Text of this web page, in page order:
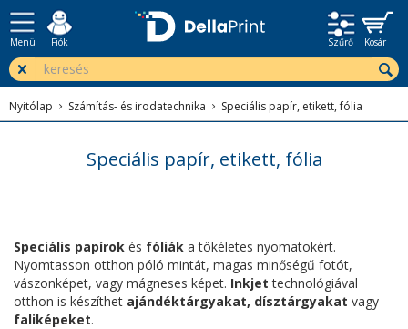
Menü Fiók Szűrő Kosár
Nyitólap Számítás- és irodatechnika Speciális papír, etikett, fólia
Speciális papír, etikett, fólia
Speciális papírok és fóliák a tökéletes nyomatokért.
Nyomtasson otthon póló mintát, magas minőségű fotót,
vászonképet, vagy mágneses képet. Inkjettechnológiával
otthon is készíthet ajándéktárgyakat, dísztárgyakat vagy
faliképeket.